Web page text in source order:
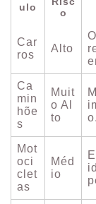
ulo
o
Car
ros
Alto
Ca
min
hõe
s
Muit
o Al
to
o.
Mot
oci
clet
as
Méd
io